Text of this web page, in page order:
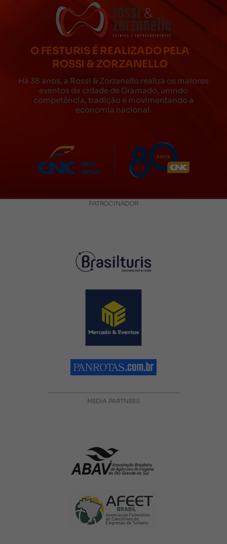
O FESTURIS É REALIZADO PELA
ROSSI & ZORZANELLO
Há 38 anos, a Rossi & Zorzanello realiza os maiores
eventos da cidade de Gramado, unindo
competência, tradição e movimentando a
economia nacional.
PATROCINADOR
MEDIA PARTNERS